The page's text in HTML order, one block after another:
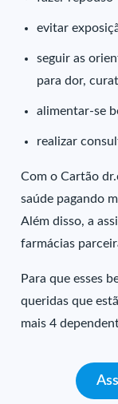
evitar
seguir as
para dor,
alimentar-se
realizar
Com o Cartão
saúde pagando
Além disso, a
farmácias
Para que esses
queridas que
mais 4